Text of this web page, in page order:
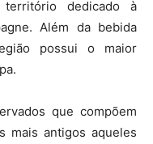
dedicado à
Além da bebida
possui o maior
que compõem
mais antigos aqueles